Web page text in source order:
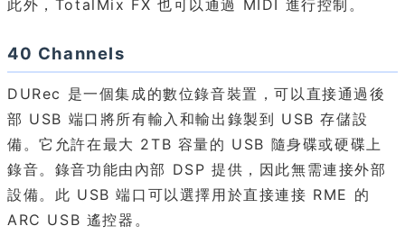
此外，TotalMix FX 也可以通過 MIDI 進行控制。
40 Channels
DURec 是一個集成的數位錄音裝置，可以直接通過後
部 USB 端口將所有輸入和輸出錄製到 USB 存儲設
備。它允許在最大 2TB 容量的 USB 隨身碟或硬碟上
錄音。錄音功能由內部 DSP 提供，因此無需連接外部
設備。此 USB 端口可以選擇用於直接連接 RME 的
ARC USB 遙控器。